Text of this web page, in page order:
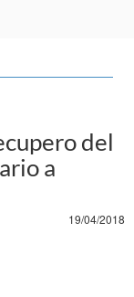
del
a
19/04/2018